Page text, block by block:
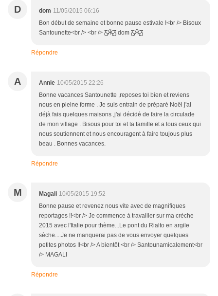
D dom 11/05/2015 06:16
Bon début de semaine et bonne pause estivale !<br /> Bisoux
Santounette<br /> <br /> Ƹ̵̡Ӝ̵̨̄Ʒ dom Ƹ̵̡Ӝ̵̨̄Ʒ
Répondre
A Annie 10/05/2015 22:26
Bonne vacances Santounette ,reposes toi bien et reviens
nous en pleine forme . Je suis entrain de préparé Noêl j'ai
déjà fais quelques maisons ,j'ai décidé de faire la circulade
de mon village . Bisous pour toi et ta famille et a tous ceux qui
nous soutiennent et nous encouragent à faire toujous plus
beau . Bonnes vacances.
Répondre
M Magali 10/05/2015 19:52
Bonne pause et revenez nous vite avec de magnifiques
reportages !!<br /> Je commence à travailler sur ma crèche
2015 avec l'Italie pour thème...Le pont du Rialto en argile
sèche....Je ne manquerai pas de vous envoyer quelques
petites photos !!<br /> A bientôt <br /> Santounamicalement<br
/> MAGALI
Répondre